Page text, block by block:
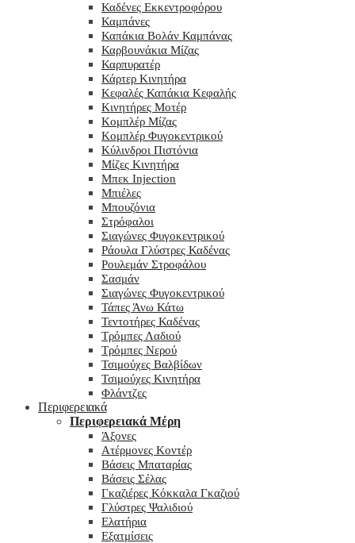
Καδένες Εκκεντροφόρου
Καμπάνες
Καπάκια Βολάν Καμπάνας
Καρβουνάκια Μίζας
Καρπυρατέρ
Κάρτερ Κινητήρα
Κεφαλές Καπάκια Κεφαλής
Κινητήρες Μοτέρ
Κομπλέρ Μίζας
Κομπλέρ Φυγοκεντρικού
Κύλινδροι Πιστόνια
Μίζες Κινητήρα
Μπεκ Injection
Μπιέλες
Μπουζόνια
Στρόφαλοι
Σιαγώνες Φυγοκεντρικού
Ράουλα Γλύστρες Καδένας
Ρουλεμάν Στροφάλου
Σασμάν
Σιαγώνες Φυγοκεντρικού
Τάπες Άνω Κάτω
Τεντοτήρες Καδένας
Τρόμπες Λαδιού
Τρόμπες Νερού
Τσιμούχες Βαλβίδων
Τσιμούχες Κινητήρα
Φλάντζες
Περιφερειακά
Περιφερειακά Μέρη
Άξονες
Ατέρμονες Κοντέρ
Βάσεις Μπαταρίας
Βάσεις Σέλας
Γκαζιέρες Κόκκαλα Γκαζιού
Γλύστρες Ψαλιδιού
Ελατήρια
Εξατμίσεις